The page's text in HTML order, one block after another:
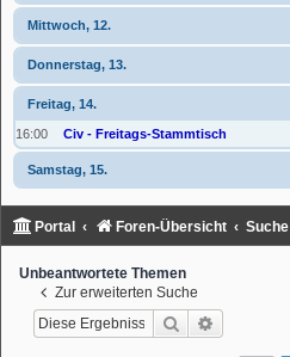
Mittwoch, 12.
Donnerstag, 13.
Freitag, 14.
16:00 Civ - Freitags-Stammtisch
Samstag, 15.
Portal Foren-Übersicht Suche
Unbeantwortete Themen
Zur erweiterten Suche
Suche